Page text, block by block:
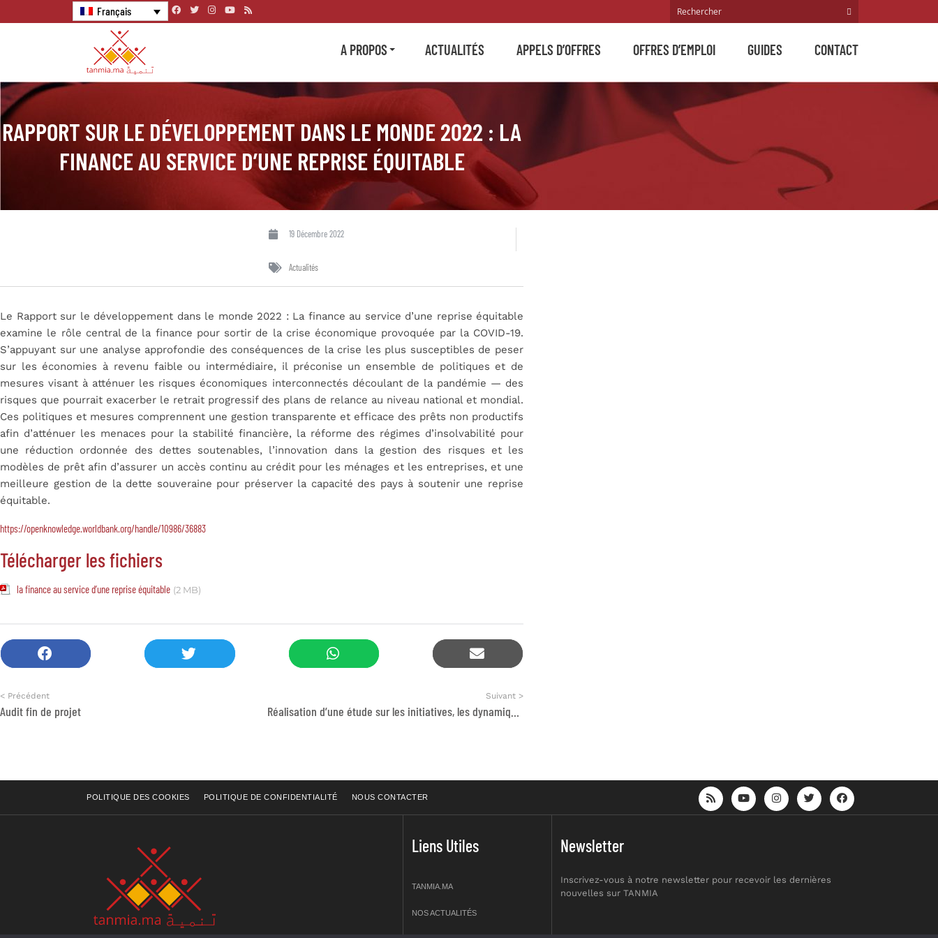
Français
A PROPOS ACTUALITÉS APPELS D’OFFRES OFFRES D’EMPLOI GUIDES CONTACT
RAPPORT SUR LE DÉVELOPPEMENT DANS LE MONDE 2022 : LA
FINANCE AU SERVICE D’UNE REPRISE ÉQUITABLE
19 Décembre 2022
Actualités
Le Rapport sur le développement dans le monde 2022 : La finance au service d’une reprise équitable
examine le rôle central de la finance pour sortir de la crise économique provoquée par la COVID-19.
S’appuyant sur une analyse approfondie des conséquences de la crise les plus susceptibles de peser
sur les économies à revenu faible ou intermédiaire, il préconise un ensemble de politiques et de
mesures visant à atténuer les risques économiques interconnectés découlant de la pandémie — des
risques que pourrait exacerber le retrait progressif des plans de relance au niveau national et mondial.
Ces politiques et mesures comprennent une gestion transparente et efficace des prêts non productifs
afin d’atténuer les menaces pour la stabilité financière, la réforme des régimes d’insolvabilité pour
une réduction ordonnée des dettes soutenables, l’innovation dans la gestion des risques et les
modèles de prêt afin d’assurer un accès continu au crédit pour les ménages et les entreprises, et une
meilleure gestion de la dette souveraine pour préserver la capacité des pays à soutenir une reprise
équitable.
https://openknowledge.worldbank.org/handle/10986/36883
Télécharger les fichiers
la finance au service d’une reprise équitable (2 MB)
< Précédent
Audit fin de projet
Suivant >
POLITIQUE DES COOKIES POLITIQUE DE CONFIDENTIALITÉ NOUS CONTACTER
Liens Utiles
TANMIA.MA
NOS ACTUALITÉS
Newsletter
Inscrivez-vous à notre newsletter pour recevoir les dernières
nouvelles sur TANMIA